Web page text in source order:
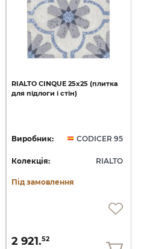
RIALTO CINQUE 25x25 (плитка
для підлоги і стін)
Виробник: CODICER 95
Колекція: RIALTO
Під замовлення
2 921.52